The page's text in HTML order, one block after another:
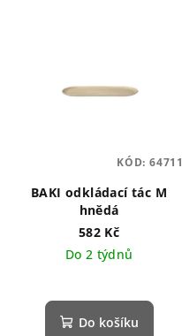
BAKI odkládací tác M
hnědá
582 Kč
Do 2 týdnů
Do košíku
KÓD: 64711